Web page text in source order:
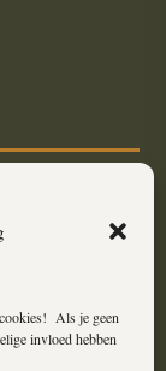
Als je geen
invloed hebben